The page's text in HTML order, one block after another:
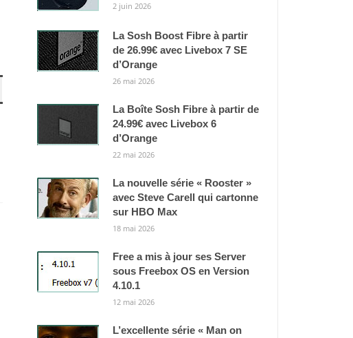
2 juin 2026
La Sosh Boost Fibre à partir
de 26.99€ avec Livebox 7 SE
d’Orange
26 mai 2026
La Boîte Sosh Fibre à partir de
24.99€ avec Livebox 6
d’Orange
22 mai 2026
La nouvelle série « Rooster »
avec Steve Carell qui cartonne
sur HBO Max
18 mai 2026
Free a mis à jour ses Server
sous Freebox OS en Version
4.10.1
12 mai 2026
L’excellente série « Man on